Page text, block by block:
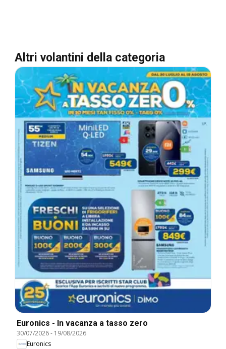
Altri volantini della categoria
Euronics - In vacanza a tasso zero
30/07/2026- 19/08/2026
Euronics